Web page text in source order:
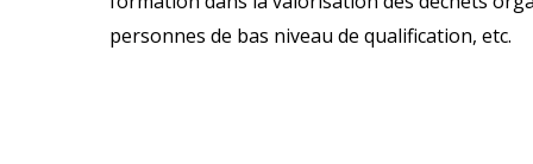
personnes de bas niveau de qualification, etc.